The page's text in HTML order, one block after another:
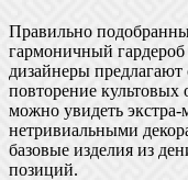
Правильно
гармоничный
дизайнеры
повторение культовых
можно увидеть
нетривиальными
базовые изделия из
позиций.